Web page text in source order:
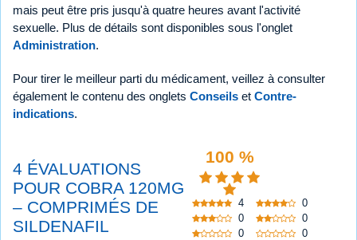
mais peut être pris jusqu'à quatre heures avant l'activité
sexuelle. Plus de détails sont disponibles sous l'onglet
Administration.
Pour tirer le meilleur parti du médicament, veillez à consulter
également le contenu des onglets Conseils et Contre-
indications.
4 ÉVALUATIONS
POUR COBRA 120MG
– COMPRIMÉS DE
SILDENAFIL
100 %
4
0
0
0
0
0